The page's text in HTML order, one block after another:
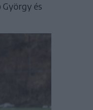
és